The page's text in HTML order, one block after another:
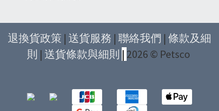
退換貨政策 | 送貨服務 | 聯絡我們 | 條款及細
則 | 送貨條款與細則 | 2026 © Petsco